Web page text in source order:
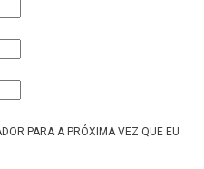
PARA A PRÓXIMA VEZ QUE EU